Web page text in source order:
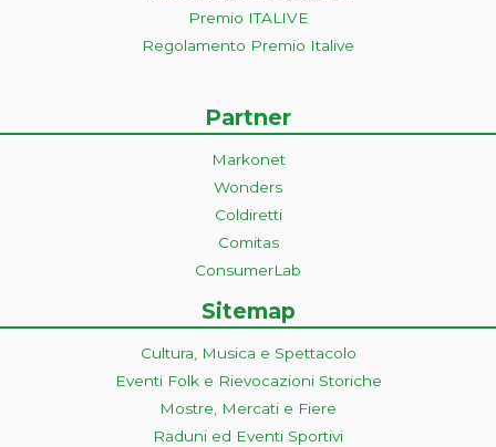
Premio ITALIVE
Regolamento Premio Italive
Partner
Markonet
Wonders
Coldiretti
Comitas
ConsumerLab
Sitemap
Cultura, Musica e Spettacolo
Eventi Folk e Rievocazioni Storiche
Mostre, Mercati e Fiere
Raduni ed Eventi Sportivi